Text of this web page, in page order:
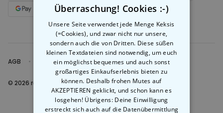
AGB Sicherheit und Datenschutz Impressum
© 2026 radbag
Überraschung! Cookies :-)
Unsere Seite verwendet jede Menge Keksis
(=Cookies), und zwar nicht nur unsere,
sondern auch die von Dritten. Diese süßen
kleinen Textdateien sind notwendig, um euch
ein möglichst bequemes und auch sonst
großartiges Einkaufserlebnis bieten zu
können. Deshalb frohen Mutes auf
AKZEPTIEREN geklickt, und schon kann es
losgehen! Übrigens: Deine Einwilligung
erstreckt sich auch auf die Datenübermittlung